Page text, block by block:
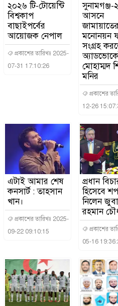
২০২৬ টি-টোয়েন্টি
বিশ্বকাপ
বাছাইপর্বের
আয়োজক নেপাল
প্রকাশের তারিখঃ 2025-
07-31 17:10:26
সুনামগঞ্জ-২
আসনে
মনোনয়ন
সংগ্রহ
মোহাম্মদ
মনির
প্রকাশের
12-26
এটাই আমার শেষ
কনসার্ট : তাহসান
খান।
প্রকাশের তারিখঃ 2025-
09-22 09:10:15
প্রধান
হিসেবে
নিলেন
রহমান
প্রকাশের
05-16